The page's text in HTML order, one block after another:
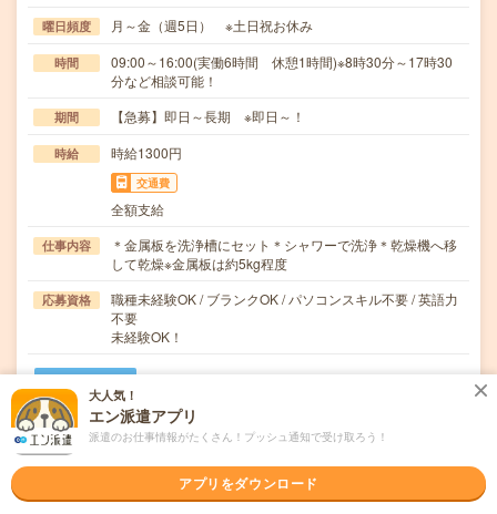
曜日頻度 月～金（週5日） ※土日祝お休み
時間
09:00～16:00(実働6時間 休憩1時間)※8時30分～17時30
分など相談可能！
期間 【急募】即日～長期 ※即日～！
時給 時給1300円
交通費
全額支給
仕事内容
＊金属板を洗浄槽にセット＊シャワーで洗浄＊乾燥機へ移
して乾燥※金属板は約5kg程度
応募資格
職種未経験OK / ブランクOK / パソコンスキル不要 / 英語力
不要
未経験OK！
職場の雰囲気
年齢層
女性
男性
大人気！
エン派遣アプリ
派遣のお仕事情報がたくさん！プッシュ通知で受け取ろう！
アプリをダウンロード